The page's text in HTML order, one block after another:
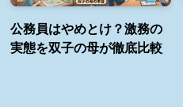
公務員はやめとけ？激務の
実態を双子の母が徹底比較